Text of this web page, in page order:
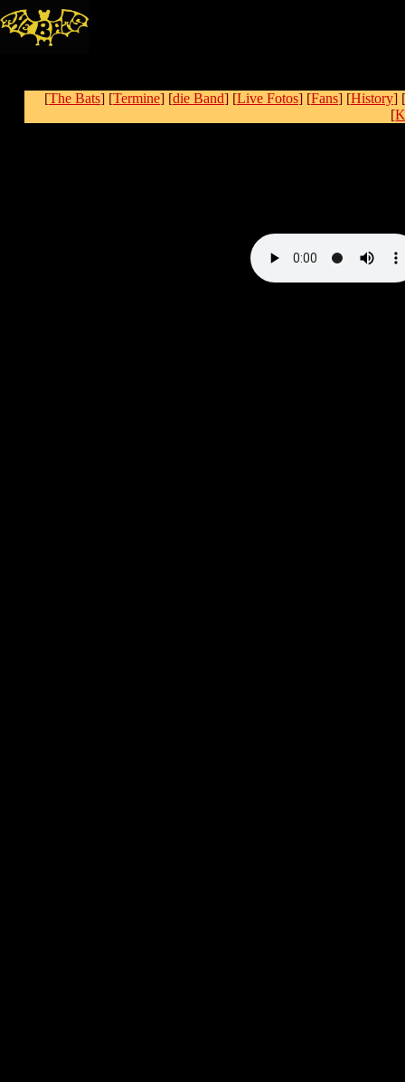
[The Bats] [Termine] [die Band] [Live Fotos] [Fans] [History] [
[